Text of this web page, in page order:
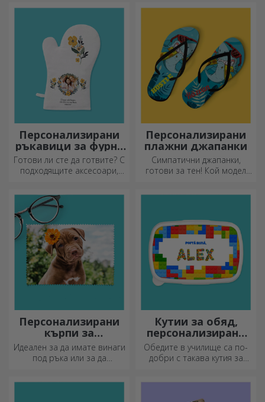
стил!
Персонализирани
ръкавици за фурна
и кухненски
аксесоари
Готови ли сте да готвите? С
подходящите аксесоари,
ще улеснят работата ви в
кухнята.
Персонализирани
плажни джапанки
Симпатични джапанки,
готови за тен! Кой модел
Персонализирани
кърпи за
почистване на
екрани и стъкла
Идеален за да имате винаги
под ръка или за да
Кутии за обяд,
персонализирани
касероли
Обедите в училище са по-
добри с такава кутия за